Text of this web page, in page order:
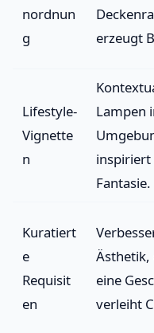
nordnun
g
erzeugt
Lifestyle-
Vignette
n
Lampen
inspiriert
Fantasie.
Kuratiert
e
Requisit
en
Ästhetik,
eine
verleiht